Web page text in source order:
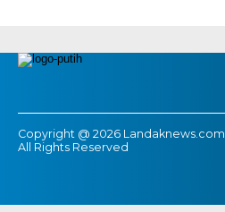
Copyright @ 2026 Landaknews.com,
All Rights Reserved